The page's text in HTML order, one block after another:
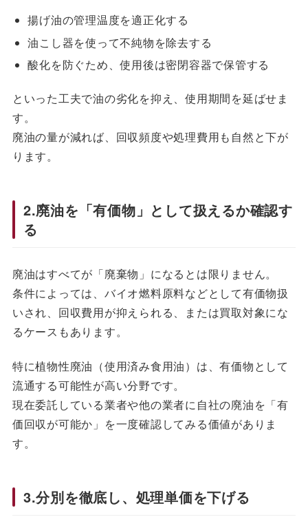
揚げ油の管理温度を適正化する
油こし器を使って不純物を除去する
酸化を防ぐため、使用後は密閉容器で保管する
といった工夫で油の劣化を抑え、使用期間を延ばせま
す。
廃油の量が減れば、回収頻度や処理費用も自然と下が
ります。
2.廃油を「有価物」として扱えるか確認す
る
廃油はすべてが「廃棄物」になるとは限りません。
条件によっては、バイオ燃料原料などとして有価物扱
いされ、回収費用が抑えられる、または買取対象にな
るケースもあります。
特に植物性廃油（使用済み食用油）は、有価物として
流通する可能性が高い分野です。
現在委託している業者や他の業者に自社の廃油を「有
価回収が可能か」を一度確認してみる価値がありま
す。
3.分別を徹底し、処理単価を下げる